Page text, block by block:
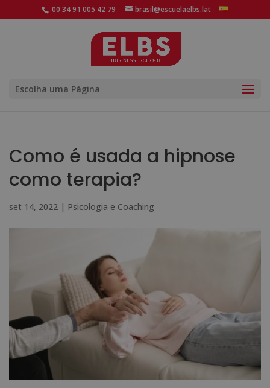
00 34 91 005 42 79 brasil@escuelaelbs.lat
Escolha uma Página
Como é usada a hipnose
como terapia?
set 14, 2022 | Psicologia e Coaching